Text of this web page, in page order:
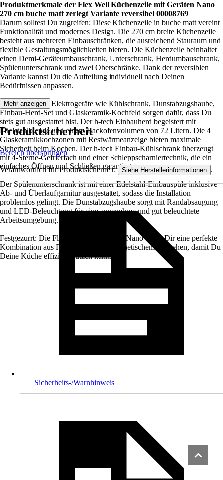
Produktmerkmale der Flex Well Küchenzeile mit Geräten Nano
270 cm buche matt zerlegt Variante reversibel 00008769
Darum solltest Du zugreifen: Diese Küchenzeile in buche matt vereint
Funktionalität und modernes Design. Die 270 cm breite Küchenzeile
besteht aus mehreren Einbauschränken, die ausreichend Stauraum und
flexible Gestaltungsmöglichkeiten bieten. Die Küchenzeile beinhaltet
einen Demi-Geräteumbauschrank, Unterschrank, Herdumbauschrank,
Spülenunterschrank und zwei Oberschränke. Dank der reversiblen
Variante kannst Du die Aufteilung individuell nach Deinen
Bedürfnissen anpassen.
Die enthaltenen Elektrogeräte wie Kühlschrank, Dunstabzugshaube,
Einbau-Herd-Set und Glaskeramik-Kochfeld sorgen dafür, dass Du
stets gut ausgestattet bist. Der h-tech Einbauherd begeistert mit
Edelstahlblende und einem Backofenvolumen von 72 Litern. Die 4
Glaskeramikkochzonen mit Restwärmeanzeige bieten maximale
Sicherheit beim Kochen. Der h-tech Einbau-Kühlschrank überzeugt
mit 4-Sterne-Gefrierfach und einer Schleppscharniertechnik, die ein
einfaches Öffnen und Schließen garantiert.
Der Spülenunterschrank ist mit einer Edelstahl-Einbauspüle inklusive
Ab- und Überlaufgarnitur ausgestattet, sodass die Installation
problemlos gelingt. Die Dunstabzugshaube sorgt mit Randabsaugung
und LED-Beleuchtung für eine angenehme und gut beleuchtete
Arbeitsumgebung.
Festgezurrt: Die Flex Well Küchenzeile Nano bietet Dir eine perfekte
Kombination aus Funktionalität und ästhetischem Aussehen, damit Du
Deine Küche effizient nutzen kannst.
Mehr anzeigen
Produktsicherheit
Bereich überspringen
Verantwortlich für Produktsicherheit: Siehe Herstellerinformationen .
Sicherheits-/Warnhinweis